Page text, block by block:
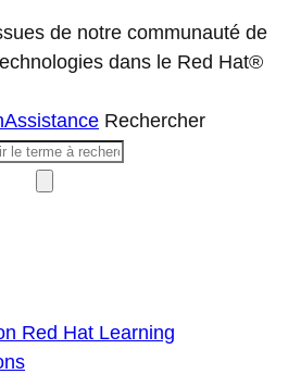
de notre communauté de
dans le Red Hat®
Assistance Rechercher
Red Hat Learning